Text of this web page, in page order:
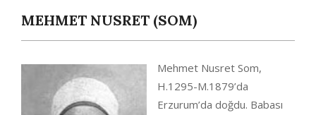
MEHMET NUSRET (SOM)
Mehmet Nusret Som,
H.1295-M.1879’da
Erzurum’da doğdu. Babası